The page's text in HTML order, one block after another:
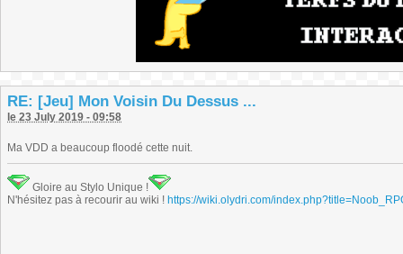
RE: [Jeu] Mon Voisin Du Dessus ...
le 23 July 2019 - 09:58
Ma VDD a beaucoup floodé cette nuit.
Gloire au Stylo Unique !
N'hésitez pas à recourir au wiki ! https://wiki.olydri.com/